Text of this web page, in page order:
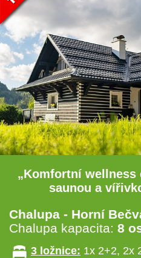
„Komfortní wellness
saunou a
Chalupa - Horní
Chalupa kapacita: 8
3 ložnice: 1x 2+2, 2x